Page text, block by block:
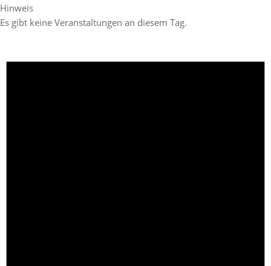
Hinweis
Es gibt keine Veranstaltungen an diesem Tag.